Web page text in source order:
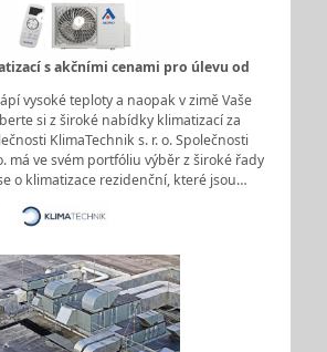
s akčními cenami pro úlevu od
vysoké teploty a naopak v zimě Vaše
si z široké nabídky klimatizací za
KlimaTechnik s. r. o. Společnosti
má ve svém portfóliu výběr z široké řady
o klimatizace rezidenční, které jsou…